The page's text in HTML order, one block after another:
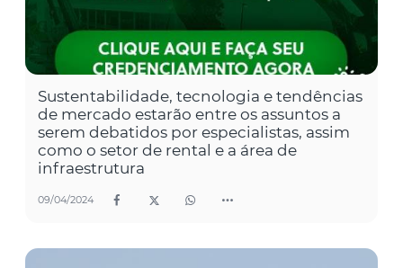
Sustentabilidade, tecnologia e tendências
de mercado estarão entre os assuntos a
serem debatidos por especialistas, assim
como o setor de rental e a área de
infraestrutura
09/04/2024